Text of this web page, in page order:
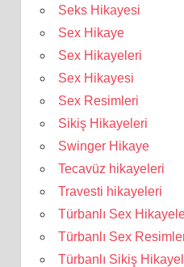
Seks Hikayesi
Sex Hikaye
Sex Hikayeleri
Sex Hikayesi
Sex Resimleri
Sikiş Hikayeleri
Swinger Hikaye
Tecavüz hikayeleri
Travesti hikayeleri
Türbanlı Sex
Türbanlı Sex
Türbanlı Sikiş